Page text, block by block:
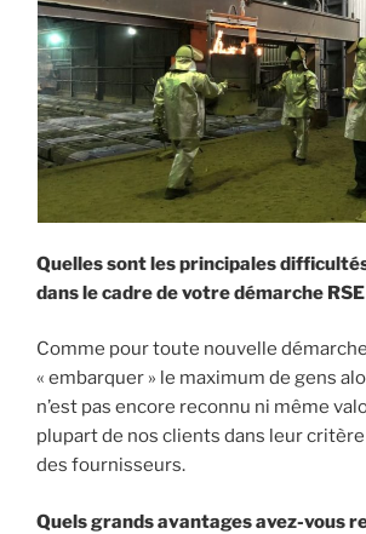
Quelles sont les principales
dans le cadre de votre démarche RSE
Comme pour toute nouvelle
« embarquer » le maximum de gens
n’est pas encore reconnu ni même
plupart de nos clients dans leur
des fournisseurs.
Quels grands avantages avez-vous